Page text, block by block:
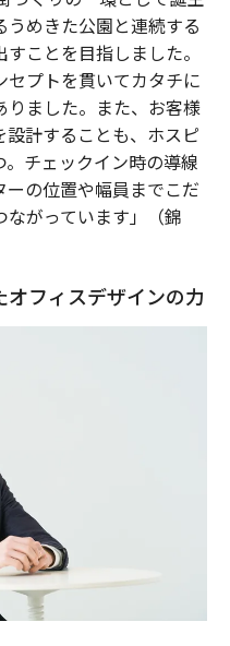
うめきた公園と連続する
ことを目指しました。
プトを貫いてカタチに
りました。また、お客様
計することも、ホスピ
チェックイン時の導線
の位置や幅員までこだ
がっています」（錦
フィスデザインの力